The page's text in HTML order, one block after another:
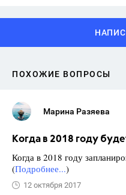
ПОХОЖИЕ ВОПРОСЫ
Марина Разяева
Когда в 2018 году
Когда в 2018 году
(Подробнее...)
12 октября 2017